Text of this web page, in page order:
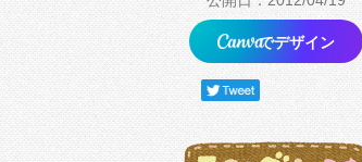
でデザイン